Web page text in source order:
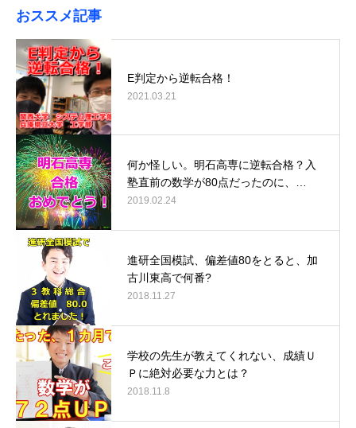
おススメ記事
E判定から逆転合格！
2021.03.21
何か怪しい。明石高専に逆転合格？入
塾直前の数学が80点だったのに、…
2019.02.24
進研全国模試、偏差値80をとると、加
古川東高で何番?
2018.11.27
学校の先生が教えてくれない、成績Ｕ
Ｐに絶対必要な力とは？
2018.11.8